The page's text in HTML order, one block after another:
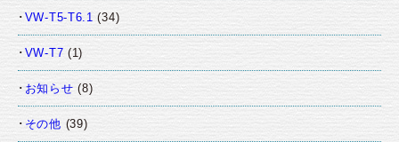
VW-T5-T6.1 (34)
VW-T7 (1)
お知らせ (8)
その他 (39)